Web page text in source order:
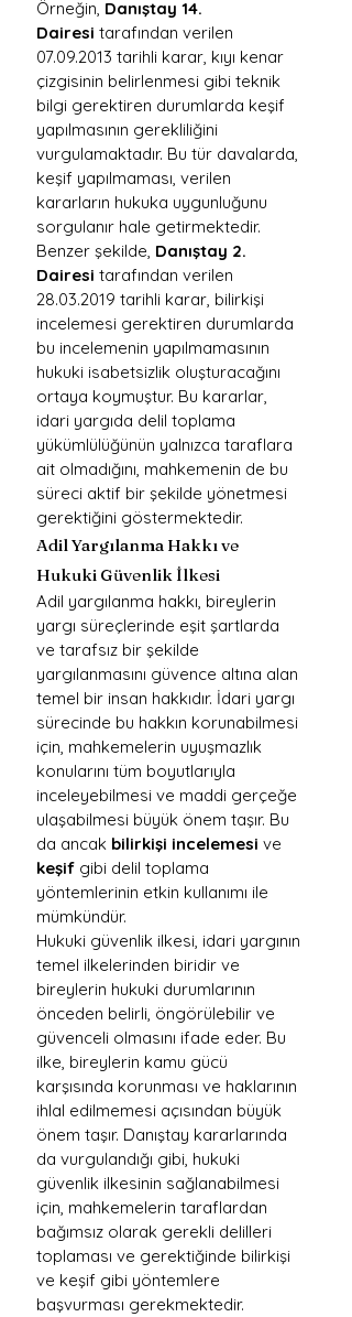
Örneğin, Danıştay 14.
Dairesi tarafından verilen
07.09.2013 tarihli karar, kıyı kenar
çizgisinin belirlenmesi gibi teknik
bilgi gerektiren durumlarda keşif
yapılmasının gerekliliğini
vurgulamaktadır. Bu tür davalarda,
keşif yapılmaması, verilen
kararların hukuka uygunluğunu
sorgulanır hale getirmektedir.
Benzer şekilde, Danıştay 2.
Dairesi tarafından verilen
28.03.2019 tarihli karar, bilirkişi
incelemesi gerektiren durumlarda
bu incelemenin yapılmamasının
hukuki isabetsizlik oluşturacağını
ortaya koymuştur. Bu kararlar,
idari yargıda delil toplama
yükümlülüğünün yalnızca taraflara
ait olmadığını, mahkemenin de bu
süreci aktif bir şekilde yönetmesi
gerektiğini göstermektedir.
Adil Yargılanma Hakkı ve
Hukuki Güvenlik İlkesi
Adil yargılanma hakkı, bireylerin
yargı süreçlerinde eşit şartlarda
ve tarafsız bir şekilde
yargılanmasını güvence altına alan
temel bir insan hakkıdır. İdari yargı
sürecinde bu hakkın korunabilmesi
için, mahkemelerin uyuşmazlık
konularını tüm boyutlarıyla
inceleyebilmesi ve maddi gerçeğe
ulaşabilmesi büyük önem taşır. Bu
da ancak bilirkişi incelemesi ve
keşif gibi delil toplama
yöntemlerinin etkin kullanımı ile
mümkündür.
Hukuki güvenlik ilkesi, idari yargının
temel ilkelerinden biridir ve
bireylerin hukuki durumlarının
önceden belirli, öngörülebilir ve
güvenceli olmasını ifade eder. Bu
ilke, bireylerin kamu gücü
karşısında korunması ve haklarının
ihlal edilmemesi açısından büyük
önem taşır. Danıştay kararlarında
da vurgulandığı gibi, hukuki
güvenlik ilkesinin sağlanabilmesi
için, mahkemelerin taraflardan
bağımsız olarak gerekli delilleri
toplaması ve gerektiğinde bilirkişi
ve keşif gibi yöntemlere
başvurması gerekmektedir.